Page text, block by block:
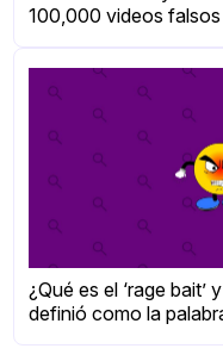
100,000 videos
¿Qué es el ‘rage
definió como la